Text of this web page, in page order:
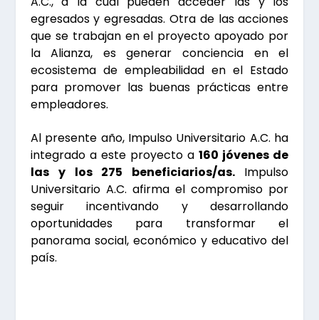
egresados y egresadas. Otra de las acciones
que se trabajan en el proyecto apoyado por
la Alianza, es generar conciencia en el
ecosistema de empleabilidad en el Estado
para promover las buenas prácticas entre
empleadores.
Al presente año, Impulso Universitario A.C. ha
integrado a este proyecto a160 jóvenes de
las y los 275 beneficiarios/as. Impulso
Universitario A.C. afirma el compromiso por
seguir incentivando y desarrollando
oportunidades para transformar el
panorama social, económico y educativo del
país.